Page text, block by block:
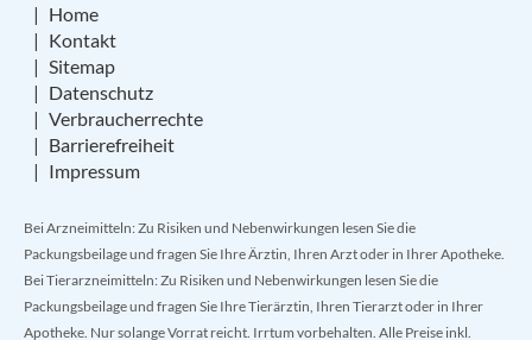
Home
Kontakt
Sitemap
Datenschutz
Verbraucherrechte
Barrierefreiheit
Impressum
Bei Arzneimitteln: Zu Risiken und Nebenwirkungen lesen Sie die
Packungsbeilage und fragen Sie Ihre Ärztin, Ihren Arzt oder in Ihrer Apotheke.
Bei Tierarzneimitteln: Zu Risiken und Nebenwirkungen lesen Sie die
Packungsbeilage und fragen Sie Ihre Tierärztin, Ihren Tierarzt oder in Ihrer
Apotheke. Nur solange Vorrat reicht. Irrtum vorbehalten. Alle Preise inkl.